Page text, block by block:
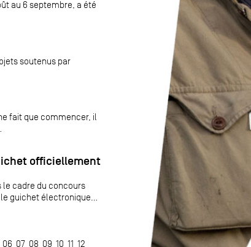
au 6 septembre, a été
soutenus par
fait que commencer, il
officiellement
le cadre du concours
guichet électronique...
06 07 08 09 10 11 12